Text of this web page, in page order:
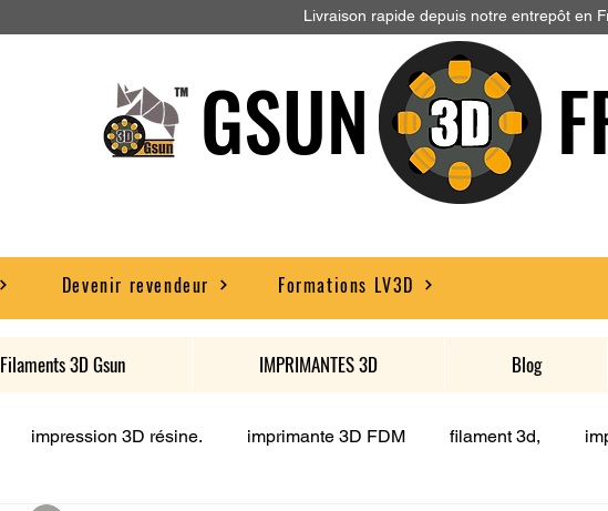
Livraison rapide depuis notre entrepôt en
GSUN
Devenir revendeur Formations LV3D
Filaments 3D Gsun IMPRIMANTES 3D Blog
impression 3D résine. imprimante 3D FDM filament 3d,